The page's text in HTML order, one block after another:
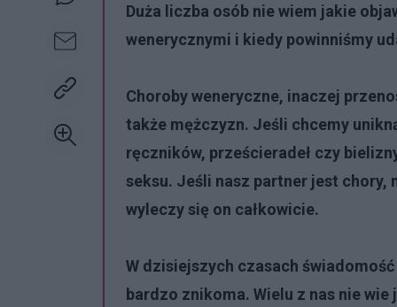
Duża liczba osób nie wiem jakie
wenerycznymi i kiedy powinniśmy
Choroby weneryczne, inaczej
także mężczyzn. Jeśli chcemy
ręczników, prześcieradeł czy
seksu. Jeśli nasz partner jest chory,
wyleczy się on całkowicie.
W dzisiejszych czasach
bardzo znikoma. Wielu z nas nie